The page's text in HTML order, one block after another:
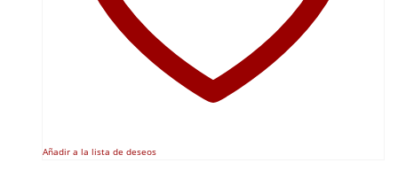
Añadir a la lista de deseos